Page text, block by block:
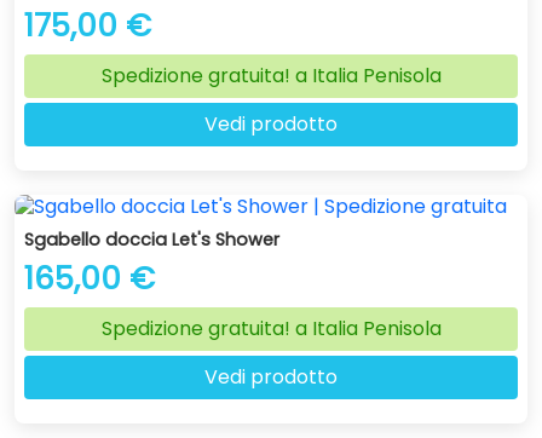
175,00 €
Spedizione gratuita! a Italia Penisola
Vedi prodotto
Sgabello doccia Let's Shower
165,00 €
Spedizione gratuita! a Italia Penisola
Vedi prodotto